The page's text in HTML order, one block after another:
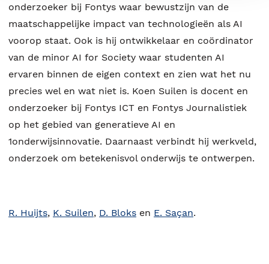
onderzoeker bij Fontys waar bewustzijn van de
maatschappelijke impact van technologieën als AI
voorop staat. Ook is hij ontwikkelaar en coördinator
van de minor AI for Society waar studenten AI
ervaren binnen de eigen context en zien wat het nu
precies wel en wat niet is. Koen Suilen is docent en
onderzoeker bij Fontys ICT en Fontys Journalistiek
op het gebied van generatieve AI en
1onderwijsinnovatie. Daarnaast verbindt hij werkveld,
onderzoek om betekenisvol onderwijs te ontwerpen.
R. Huijts, K. Suilen, D. Bloks en E. Saçan.